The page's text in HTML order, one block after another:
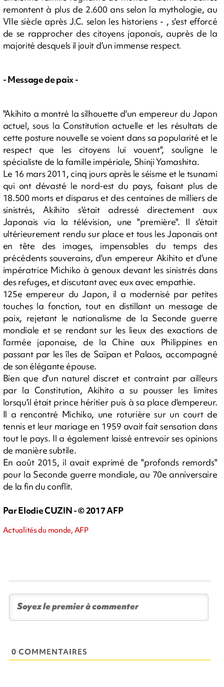
remontent à plus de 2.600 ans selon la mythologie, au
VIIe siècle après J.C. selon les historiens - , s'est efforcé
de se rapprocher des citoyens japonais, auprès de la
majorité desquels il jouit d'un immense respect.
- Message de paix -
"Akihito a montré la silhouette d'un empereur du Japon
actuel, sous la Constitution actuelle et les résultats de
cette posture nouvelle se voient dans sa popularité et le
respect que les citoyens lui vouent", souligne le
spécialiste de la famille impériale, Shinji Yamashita.
Le 16 mars 2011, cinq jours après le séisme et le tsunami
qui ont dévasté le nord-est du pays, faisant plus de
18.500 morts et disparus et des centaines de milliers de
sinistrés, Akihito s'était adressé directement aux
Japonais via la télévision, une "première". Il s'était
ultérieurement rendu sur place et tous les Japonais ont
en tête des images, impensables du temps des
précédents souverains, d'un empereur Akihito et d'une
impératrice Michiko à genoux devant les sinistrés dans
des refuges, et discutant avec eux avec empathie.
125e empereur du Japon, il a modernisé par petites
touches la fonction, tout en distillant un message de
paix, rejetant le nationalisme de la Seconde guerre
mondiale et se rendant sur les lieux des exactions de
l'armée japonaise, de la Chine aux Philippines en
passant par les îles de Saïpan et Palaos, accompagné
de son élégante épouse.
Bien que d'un naturel discret et contraint par ailleurs
par la Constitution, Akihito a su pousser les limites
lorsqu'il était prince héritier puis à sa place d'empereur.
Il a rencontré Michiko, une roturière sur un court de
tennis et leur mariage en 1959 avait fait sensation dans
tout le pays. Il a également laissé entrevoir ses opinions
de manière subtile.
En août 2015, il avait exprimé de "profonds remords"
pour la Seconde guerre mondiale, au 70e anniversaire
de la fin du conflit.
Par Elodie CUZIN - © 2017 AFP
Actualités du monde, AFP
0 COMMENTAIRES